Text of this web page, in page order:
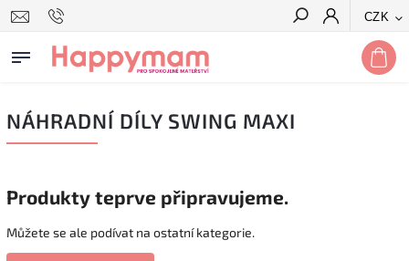
CZK
Hledat
NÁHRADNÍ DÍLY SWING MAXI
Produkty teprve připravujeme.
Můžete se ale podívat na ostatní kategorie.